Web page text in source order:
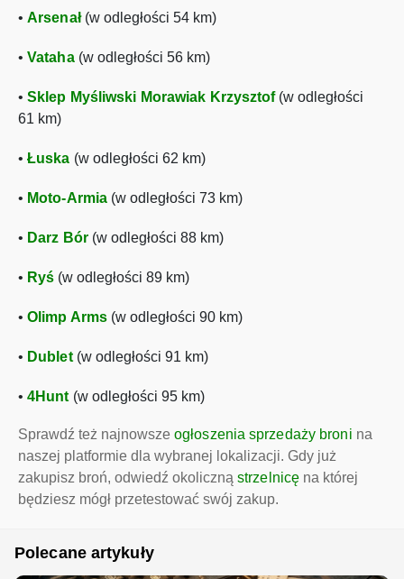
• Arsenał(w odległości 54 km)
• Vataha(w odległości 56 km)
• Sklep Myśliwski Morawiak Krzysztof(w odległości
61 km)
• Łuska (w odległości 62 km)
• Moto-Armia (w odległości 73 km)
• Darz Bór(w odległości 88 km)
• Ryś (w odległości 89 km)
• Olimp Arms (w odległości 90 km)
• Dublet(w odległości 91 km)
• 4Hunt (w odległości 95 km)
Sprawdź też najnowsze ogłoszenia sprzedaży broni na
naszej platformie dla wybranej lokalizacji. Gdy już
zakupisz broń, odwiedź okoliczną strzelnicę na której
będziesz mógł przetestować swój zakup.
Polecane artykuły